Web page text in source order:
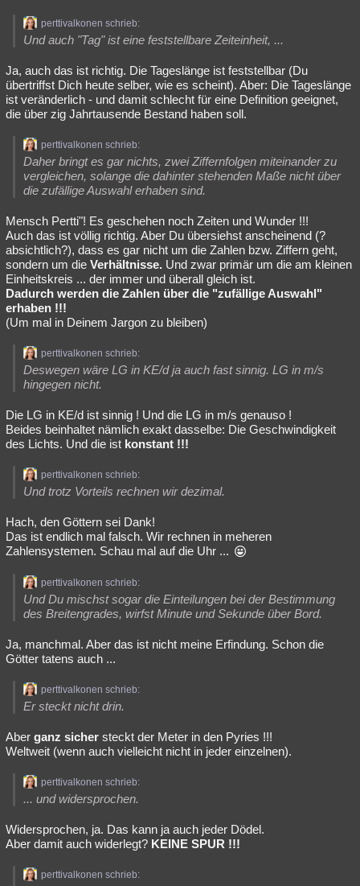
perttivalkonen schrieb:
Und auch "Tag" ist eine feststellbare Zeiteinheit, ...
Ja, auch das ist richtig. Die Tageslänge ist feststellbar (Du
übertriffst Dich heute selber, wie es scheint). Aber: Die Tageslänge
ist veränderlich - und damit schlecht für eine Definition geeignet,
die über zig Jahrtausende Bestand haben soll.
perttivalkonen schrieb:
Daher bringt es gar nichts, zwei Ziffernfolgen miteinander zu
vergleichen, solange die dahinter stehenden Maße nicht über
die zufällige Auswahl erhaben sind.
Mensch Pertti"! Es geschehen noch Zeiten und Wunder !!!
Auch das ist völlig richtig. Aber Du übersiehst anscheinend (?
absichtlich?), dass es gar nicht um die Zahlen bzw. Ziffern geht,
sondern um die Verhältnisse. Und zwar primär um die am kleinen
Einheitskreis ... der immer und überall gleich ist.
Dadurch werden die Zahlen über die "zufällige Auswahl"
erhaben !!!
(Um mal in Deinem Jargon zu bleiben)
perttivalkonen schrieb:
Deswegen wäre LG in KE/d ja auch fast sinnig. LG in m/s
hingegen nicht.
Die LG in KE/d ist sinnig ! Und die LG in m/s genauso !
Beides beinhaltet nämlich exakt dasselbe: Die Geschwindigkeit
des Lichts. Und die ist konstant !!!
perttivalkonen schrieb:
Und trotz Vorteils rechnen wir dezimal.
Hach, den Göttern sei Dank!
Das ist endlich mal falsch. Wir rechnen in meheren
Zahlensystemen. Schau mal auf die Uhr ...
perttivalkonen schrieb:
Und Du mischst sogar die Einteilungen bei der Bestimmung
des Breitengrades, wirfst Minute und Sekunde über Bord.
Ja, manchmal. Aber das ist nicht meine Erfindung. Schon die
Götter tatens auch ...
perttivalkonen schrieb:
Er steckt nicht drin.
Aber ganz sicher steckt der Meter in den Pyries !!!
Weltweit (wenn auch vielleicht nicht in jeder einzelnen).
perttivalkonen schrieb:
... und widersprochen.
Widersprochen, ja. Das kann ja auch jeder Dödel.
Aber damit auch widerlegt? KEINE SPUR !!!
perttivalkonen schrieb: